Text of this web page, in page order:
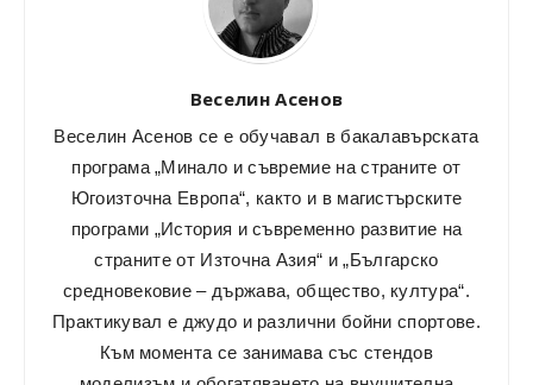
Веселин Асенов
Веселин Асенов се е обучавал в бакалавърската
програма „Минало и съвремие на страните от
Югоизточна Европа“, както и в магистърските
програми „История и съвременно развитие на
страните от Източна Азия“ и „Българско
средновековие – държава, общество, култура“.
Практикувал е джудо и различни бойни спортове.
Към момента се занимава със стендов